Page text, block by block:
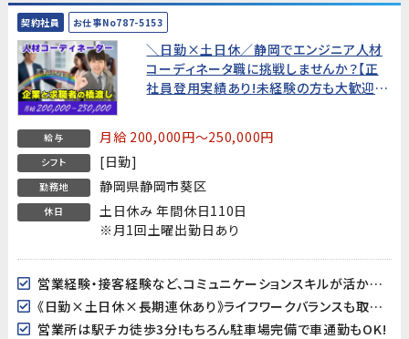
契約社員 お仕事No787-5153
＼日勤×土日休／静岡でエンジニア人材
コーディネータ職に挑戦しませんか？【正
社員登用実績あり!未経験の方も大歓迎!
給与 月給 200,000円～250,000円
シフト [日勤]
勤務地 静岡県静岡市葵区
休日
土日休み 年間休日110日
※月1回土曜出勤日あり
営業経験・接客経験など、コミュニケーションスキルが活かせるお仕事です。
《日勤×土日休×長期連休あり》ライフワークバランスも取り易い♪
営業所は駅チカ徒歩3分!もちろん駐車場完備で車通勤もOK!